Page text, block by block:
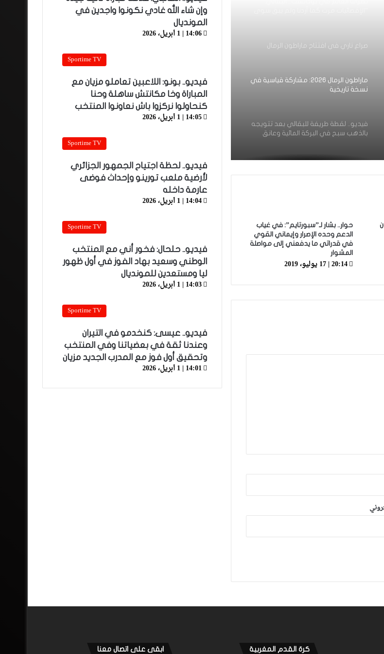
صراع ناري في افتتاح ماراطون الرمال
ماراطون الرمال 2026: مشاركة قياسية في
نسخة تاريخية
فيديو.. لقطة طريفة للبقالي بعد تتويجه
بالذهب سبح في البركة المائية وعانق
الميدالية لسيدنا الله ينصره للي دعمني
البقالي على “سبورتايم”
“أولمبياد” باريس.. أعين المغاربة متجهة
صوب البقالي وتندوفت لحفظ ماء وجه
لحاق “لالة تاكركوست” يعود بـ5 سباقات
المغرب الميدالية النحاسية”
البقالي على “سبورتايم”
حوار.. بشار لـ”سبورتايم”: في غياب
الدعم وحده الإصرار وإيماني القوي
في قدراتي ما يدفعني إلى مواصلة
المشوار
20:14 | 17 يوليو، 2019
وإن شاء الله غادي نكونوا واجدين في
المونديال
14:06 | 1 أبريل، 2026
Sportime TV
فيديو.. بونو: اللاعبين تعاملو مزيان مع
المباراة وخا مكانتش ساهلة وحنا
كنحاولوا نركزوا باش نعاونوا المنتخب
14:05 | 1 أبريل، 2026
Sportime TV
فيديو.. لحظة اجتياح الجمهور الجزائري
لأرضية ملعب تورينو وإحداث فوضى
عارمة داخله
14:04 | 1 أبريل، 2026
Sportime TV
فيديو.. حلحال: فخور أني مع المنتخب
الوطني وسعيد بهاد الفوز في أول ظهور
ليا ومستعدين للمونديال
14:03 | 1 أبريل، 2026
Sportime TV
فيديو.. عيسى: كنخدمو في التيران
وعندنا ثقة في بعضياتنا وفي المنتخب
وتحقيق أول فوز مع المدرب الجديد مزيان
14:01 | 1 أبريل، 2026
كرة القدم المغربية ابقى على اتصال معنا